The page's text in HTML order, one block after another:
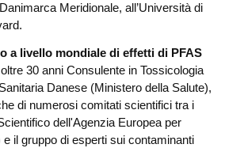
Meridionale, all’Università di
a livello mondiale di effetti di PFAS
30 anni Consulente in Tossicologia
Danese (Ministero della Salute),
di numerosi comitati scientifici tra i
dell'Agenzia Europea per
e il gruppo di esperti sui contaminanti